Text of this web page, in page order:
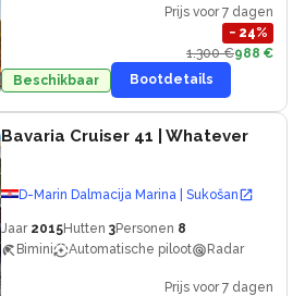
Prijs voor 7 dagen
− 24%
1.300 €988 €
Beschikbaar
Bootdetails
Bavaria Cruiser 41 | Whatever
D-Marin Dalmacija Marina | Sukošan
Jaar 2015Hutten 3Personen 8
Bimini
Automatische piloot Radar
Prijs voor 7 dagen